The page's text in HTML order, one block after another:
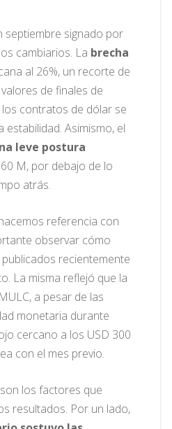
septiembre signado por
cambiarios. La brecha
al 26%, un recorte de
de finales de
contratos de dólar se
Asimismo, el
leve postura
M, por debajo de lo
atrás.
referencia con
observar cómo
recientemente
La misma reflejó que la
a pesar de las
monetaria durante
cercano a los USD 300
con el mes previo.
los factores que
resultados. Por un lado,